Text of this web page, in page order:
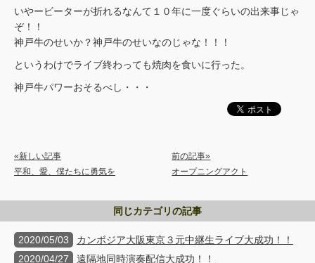
いやービーターが折れるなんて１０年に一度ぐらいの出来事じゃ
ぞ！！
神戸牛のせいか？神戸牛のせいなのじゃな！！！
というわけでライブ終わっても焼肉を食いに行った。
神戸牛パワーおそるべし・・・
«新しい記事
平和、愛、僕たちに勇気を
前の記事»
オープニングアクト
同じカテゴリの記事
2020/05/03
カンボジア大阪東京３元中継生ライブ大成功！！
2020/04/27
遠隔地同時演奏配信大成功！！